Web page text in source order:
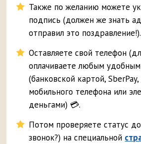
Также по желанию можете
подпись (должен же знать
отправил это поздравление!).
Оставляете свой телефон
оплачиваете любым
(банковской картой, SberPay,
мобильного телефона или
деньгами) 💳.
Потом проверяете статус
звонок?) на специальной